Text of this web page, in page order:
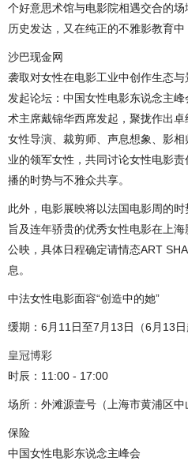
个好意思术馆与电影院相遇交合的
历史发达，又在纯正的不雅影教育中
沙巴现金网
袭取对女性在电影工业中创作生态
发起论坛：中国女性电影东说念主
术主席戴锦华西席发起，聚拢作出
女性导演、裁剪师、声息想象、影
业的领军女性，共同讨论女性电影
播的时势与不雅众共享。
此外，电影展映将以法国电影周的
旨及连年骄贵的优秀女性电影在上
公映，具体日程确定请情态ART
息。
中法女性电影面容“创造中的她”
缓期：6月11日至7月13日（6月13日
皇冠博彩
时辰：11:00 - 17:00
场所：外滩源壹号（上海市黄浦区中
保险
中国女性电影东说念主峰会